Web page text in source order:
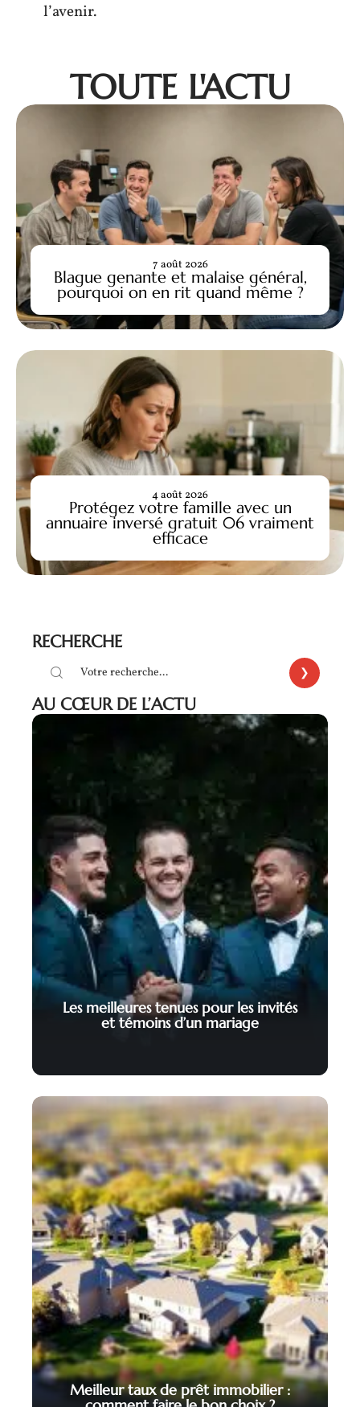
l’avenir.
TOUTE L'ACTU
Blague genante et malaise général,
pourquoi on en rit quand même ?
7 août 2026
Protégez votre famille avec un
annuaire inversé gratuit 06 vraiment
efficace
4 août 2026
RECHERCHE
AU CŒUR DE L’ACTU
Les meilleures tenues pour les invités
et témoins d’un mariage
Meilleur taux de prêt immobilier :